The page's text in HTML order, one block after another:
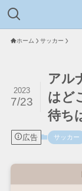
ホーム サッカー
アル
はど
待ち
2023
7/23
広告 サッカー